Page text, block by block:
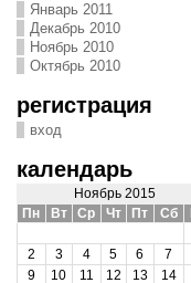
Январь 2011
Декабрь 2010
Ноябрь 2010
Октябрь 2010
регистрация
вход
календарь
Ноябрь 2015
Пн
Вт Ср Чт Пт Сб
2
3 4 5 6 7
9
10 11 12 13 14